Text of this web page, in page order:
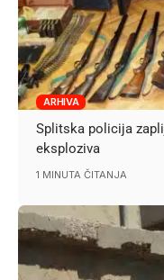
ARHIVA
Splitska policija
eksploziva
1 MINUTA ČITANJA